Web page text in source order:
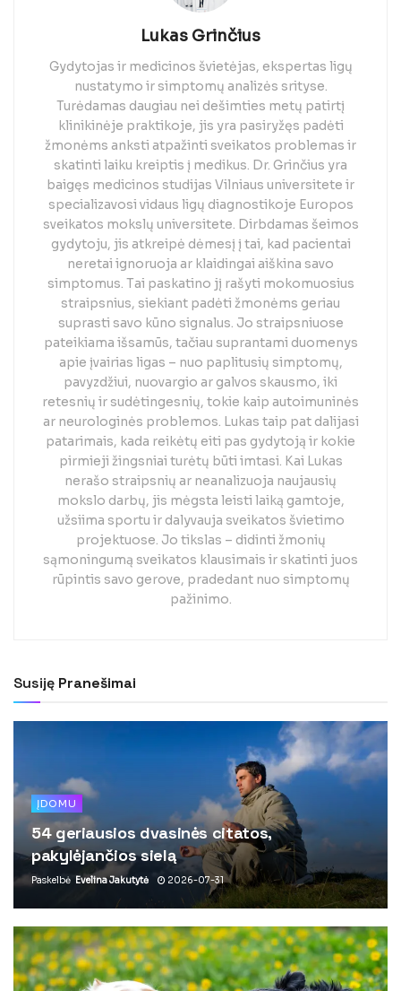
Lukas Grinčius
Gydytojas ir medicinos švietėjas, ekspertas ligų
nustatymo ir simptomų analizės srityse.
Turėdamas daugiau nei dešimties metų patirtį
klinikinėje praktikoje, jis yra pasiryžęs padėti
žmonėms anksti atpažinti sveikatos problemas ir
skatinti laiku kreiptis į medikus. Dr. Grinčius yra
baigęs medicinos studijas Vilniaus universitete ir
specializavosi vidaus ligų diagnostikoje Europos
sveikatos mokslų universitete. Dirbdamas šeimos
gydytoju, jis atkreipė dėmesį į tai, kad pacientai
neretai ignoruoja ar klaidingai aiškina savo
simptomus. Tai paskatino jį rašyti mokomuosius
straipsnius, siekiant padėti žmonėms geriau
suprasti savo kūno signalus. Jo straipsniuose
pateikiama išsamūs, tačiau suprantami duomenys
apie įvairias ligas – nuo paplitusių simptomų,
pavyzdžiui, nuovargio ar galvos skausmo, iki
retesnių ir sudėtingesnių, tokie kaip autoimuninės
ar neurologinės problemos. Lukas taip pat dalijasi
patarimais, kada reikėtų eiti pas gydytoją ir kokie
pirmieji žingsniai turėtų būti imtasi. Kai Lukas
nerašo straipsnių ar neanalizuoja naujausių
mokslo darbų, jis mėgsta leisti laiką gamtoje,
užsiima sportu ir dalyvauja sveikatos švietimo
projektuose. Jo tikslas – didinti žmonių
sąmoningumą sveikatos klausimais ir skatinti juos
rūpintis savo gerove, pradedant nuo simptomų
pažinimo.
Susiję Pranešimai
ĮDOMU
54 geriausios dvasinės citatos,
pakylėjančios sielą
Paskelbė Evelina Jakutytė 2026-07-31